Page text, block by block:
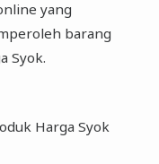
yang
barang
Syok.
Harga Syok